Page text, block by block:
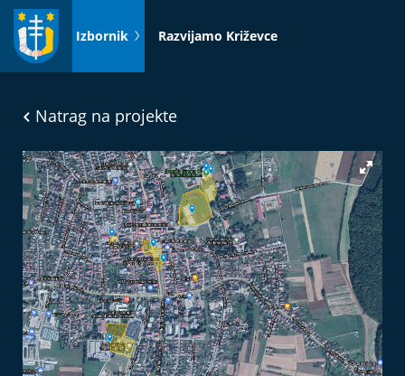
Idi
sadržaj
Izbornik Razvijamo Križevce
Natrag na projekte